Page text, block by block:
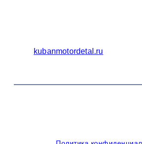
kubanmotordetal.ru